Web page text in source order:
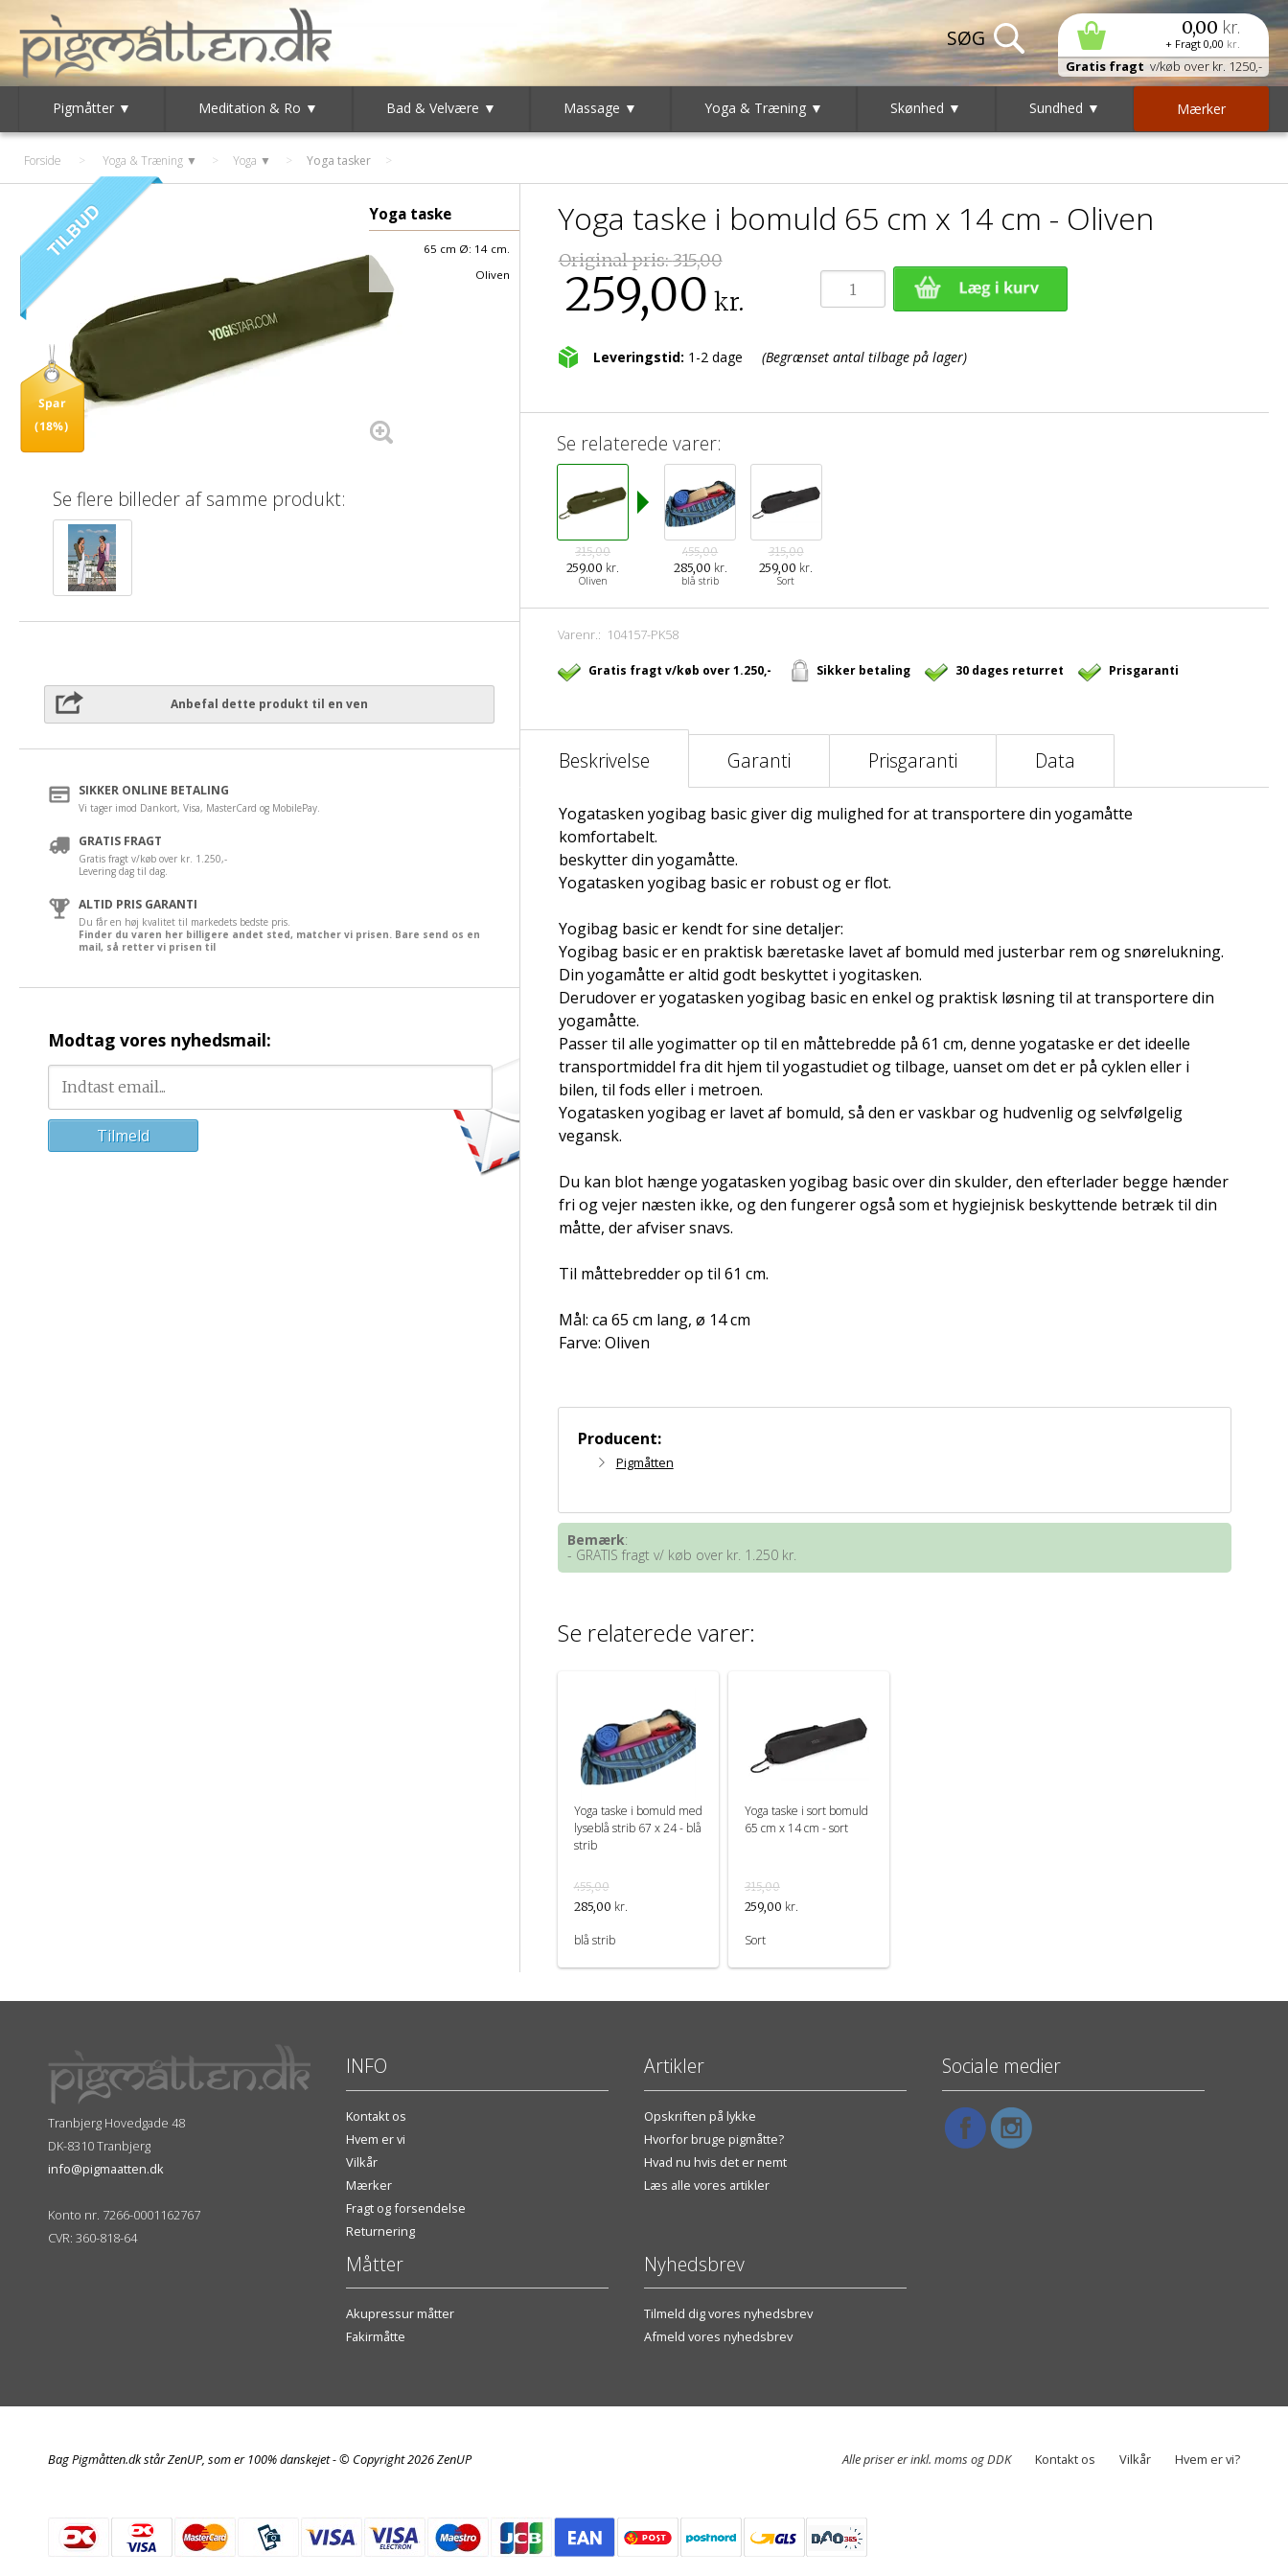
0,00 kr.
+ Fragt 0,00 kr.
Gratis fragt v/køb over kr. 1250,-
Pigmåtter ▼ Meditation & Ro ▼ Bad & Velvære ▼ Massage ▼ Yoga & Træning ▼ Skønhed ▼ Sundhed ▼ Mærker
Forside > Yoga & Træning ▼ > Yoga ▼ > Yoga tasker
Yoga taske
65 cm Ø: 14 cm.
Oliven
Spar
(18%)
Se flere billeder af samme produkt:
Yoga taske i bomuld 65 cm x 14 cm - Oliven
Original pris:315,00
259,00 kr.
Leveringstid: 1-2 dage (Begrænset antal tilbage på lager)
Se relaterede varer:
315,00
259.00 kr.
Oliven
455,00
285,00 kr.
blå strib
315,00
259,00 kr.
Sort
Varenr.: 104157-PK58
Gratis fragt v/køb over 1.250,- Sikker betaling 30 dages returret Prisgaranti
Beskrivelse Garanti Prisgaranti Data
Yogatasken yogibag basic giver dig mulighed for at transportere din yogamåtte
komfortabelt.
beskytter din yogamåtte.
Yogatasken yogibag basic er robust og er flot.
Yogibag basic er kendt for sine detaljer:
Yogibag basic er en praktisk bæretaske lavet af bomuld med justerbar rem og snørelukning.
Din yogamåtte er altid godt beskyttet i yogitasken.
Derudover er yogatasken yogibag basic en enkel og praktisk løsning til at transportere din
yogamåtte.
Passer til alle yogimatter op til en måttebredde på 61 cm, denne yogataske er det ideelle
transportmiddel fra dit hjem til yogastudiet og tilbage, uanset om det er på cyklen eller i
bilen, til fods eller i metroen.
Yogatasken yogibag er lavet af bomuld, så den er vaskbar og hudvenlig og selvfølgelig
vegansk.
Du kan blot hænge yogatasken yogibag basic over din skulder, den efterlader begge hænder
fri og vejer næsten ikke, og den fungerer også som et hygiejnisk beskyttende betræk til din
måtte, der afviser snavs.
Til måttebredder op til 61 cm.
Mål: ca 65 cm lang, ø 14 cm
Farve: Oliven
Producent:
Pigmåtten
Bemærk:
- GRATIS fragt v/ køb over kr. 1.250 kr.
Se relaterede varer:
Yoga taske i bomuld med
lyseblå strib 67 x 24 - blå
strib
455,00
285,00 kr.
blå strib
Yoga taske i sort bomuld
65 cm x 14 cm - sort
315,00
259,00 kr.
Sort
Anbefal dette produkt til en ven
SIKKER ONLINE BETALING
Vi tager imod Dankort, Visa, MasterCard og MobilePay.
GRATIS FRAGT
Gratis fragt v/køb over kr. 1.250,-
Levering dag til dag.
ALTID PRIS GARANTI
Du får en høj kvalitet til markedets bedste pris.
Finder du varen her billigere andet sted, matcher vi prisen. Bare send os en
mail, så retter vi prisen til
Modtag vores nyhedsmail:
Tranbjerg Hovedgade 48
DK-8310 Tranbjerg
info@pigmaatten.dk
Konto nr. 7266-0001162767
CVR: 360-818-64
INFO
Kontakt os
Hvem er vi
Vilkår
Mærker
Fragt og forsendelse
Returnering
Måtter
Akupressur måtter
Fakirmåtte
Artikler
Opskriften på lykke
Hvorfor bruge pigmåtte?
Hvad nu hvis det er nemt
Læs alle vores artikler
Nyhedsbrev
Tilmeld dig vores nyhedsbrev
Afmeld vores nyhedsbrev
Sociale medier
Hvem er vi?
Vilkår
Kontakt os
Alle priser er inkl. moms og DDK
Bag Pigmåtten.dk står ZenUP, som er 100% danskejet - © Copyright 2026 ZenUP